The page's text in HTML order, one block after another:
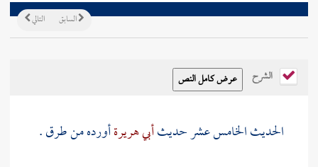
التالي السابق
الشرح
الحديث الخامس عشر حديثأبي هريرةأورده من طرق .